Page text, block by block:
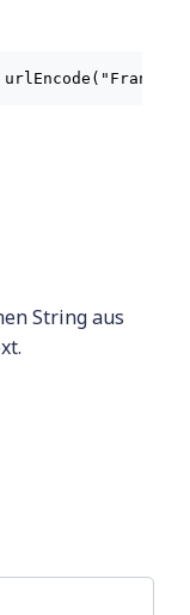
String aus